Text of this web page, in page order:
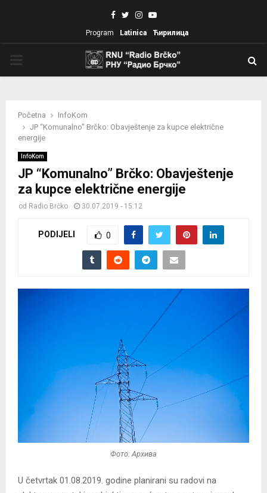
Facebook
TwitterInstagram
Youtube
Program Latinica Ћирилица
Početna
InfoKom
JP “Komunalno” Brčko: Obavještenje za kupce električne
energije
InfoKom
JP “Komunalno” Brčko: Obavještenje
za kupce električne energije
od Radio Brčko 30.07.2019 - 15:12
PODIJELI 0
Фото: Архива
U četvrtak 01.08.2019. godine planirani su radovi na